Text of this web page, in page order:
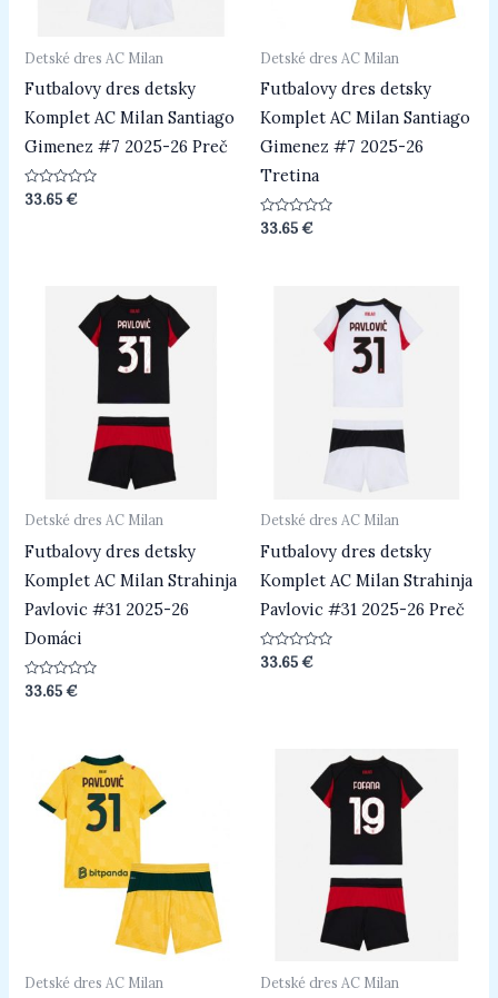
Detské dres AC Milan
Futbalovy dres detsky
Komplet AC Milan Santiago
Gimenez #7 2025-26 Preč
Hodnotenie
33.65€
Detské dres AC Milan
Futbalovy dres detsky
Komplet AC Milan Santiago
Gimenez #7 2025-26
Tretina
Hodnotenie
33.65€
Detské dres AC Milan
Futbalovy dres detsky
Komplet AC Milan Strahinja
Pavlovic #31 2025-26
Domáci
Hodnotenie
0
33.65€
Detské dres AC Milan
Futbalovy dres detsky
Komplet AC Milan Strahinja
Pavlovic #31 2025-26 Preč
Hodnotenie
0
33.65€
Detské dres AC Milan Detské dres AC Milan